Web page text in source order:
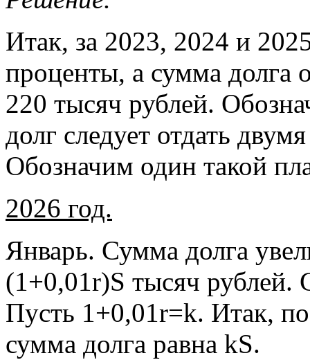
Итак, за 2023, 2024 и
проценты, а сумма долга
220 тысяч рублей.
долг следует отдать
Обозначим один такой
2026 год.
Январь. Сумма долга
(1+0,01r)S тысяч рублей.
Пусть 1+0,01r=k. Итак,
сумма долга равна kS.